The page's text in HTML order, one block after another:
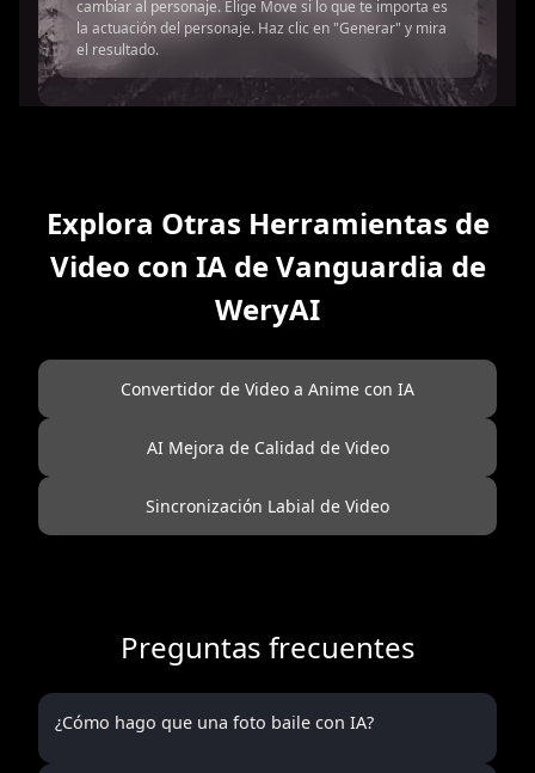
cambiar al personaje. Elige Move si lo que te importa es
la actuación del personaje. Haz clic en "Generar" y mira
el resultado.
Explora Otras Herramientas de
Video con IA de Vanguardia de
WeryAI
Convertidor de Video a Anime con IA
AI Mejora de Calidad de Video
Sincronización Labial de Video
Preguntas frecuentes
¿Cómo hago que una foto baile con IA?